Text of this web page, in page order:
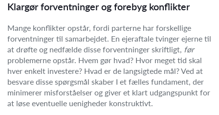
Klargør forventninger og forebyg konflikter
Mange konflikter opstår, fordi parterne har forskellige
forventninger til samarbejdet. En ejeraftale tvinger ejerne til
at drøfte og nedfælde disse forventninger skriftligt, før
problemerne opstår. Hvem gør hvad? Hvor meget tid skal
hver enkelt investere? Hvad er de langsigtede mål? Ved at
besvare disse spørgsmål skaber I et fælles fundament, der
minimerer misforståelser og giver et klart udgangspunkt for
at løse eventuelle uenigheder konstruktivt.